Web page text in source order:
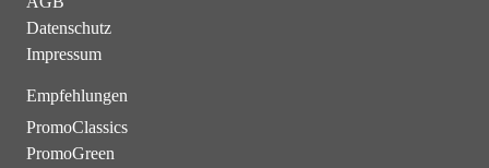
Datenschutz
Impressum
Empfehlungen
PromoClassics
PromoGreen